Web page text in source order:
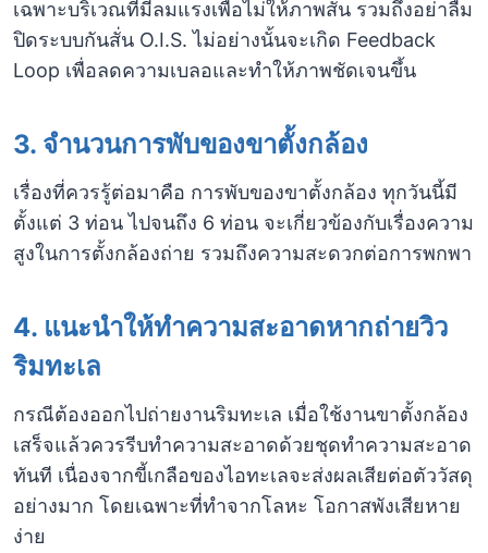
เฉพาะบริเวณที่มีลมแรงเพื่อไม่ให้ภาพสั่น รวมถึงอย่าลืม
ปิดระบบกันสั่น O.I.S. ไม่อย่างนั้นจะเกิด Feedback
Loop เพื่อลดความเบลอและทำให้ภาพชัดเจนขึ้น
3. จำนวนการพับของขาตั้งกล้อง
เรื่องที่ควรรู้ต่อมาคือ การพับของขาตั้งกล้อง ทุกวันนี้มี
ตั้งแต่ 3 ท่อน ไปจนถึง 6 ท่อน จะเกี่ยวข้องกับเรื่องความ
สูงในการตั้งกล้องถ่าย รวมถึงความสะดวกต่อการพกพา
4. แนะนำให้ทำความสะอาดหากถ่ายวิว
ริมทะเล
กรณีต้องออกไปถ่ายงานริมทะเล เมื่อใช้งานขาตั้งกล้อง
เสร็จแล้วควรรีบทำความสะอาดด้วยชุดทำความสะอาด
ทันที เนื่องจากขี้เกลือของไอทะเลจะส่งผลเสียต่อตัววัสดุ
อย่างมาก โดยเฉพาะที่ทำจากโลหะ โอกาสพังเสียหาย
ง่าย